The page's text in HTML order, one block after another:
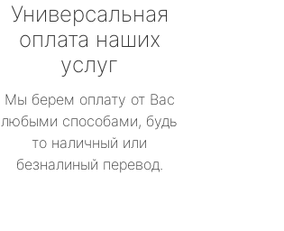
Универсальная
оплата наших
услуг
Мы берем оплату от Вас
любыми способами, будь
то наличный или
безналиный перевод.